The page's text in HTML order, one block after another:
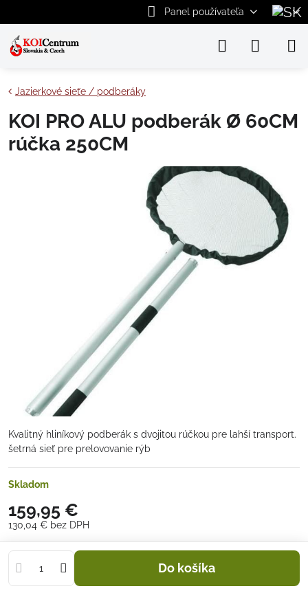
Panel používateľa
Jazierkové sieťe / podberáky
KOI PRO ALU podberák Ø 60CM
rúčka 250CM
Kvalitný hliníkový podberák s dvojitou rúčkou pre lahší transport.
šetrná sieť pre prelovovanie rýb
Skladom
159,95 €
130,04 € bez DPH
Do košíka